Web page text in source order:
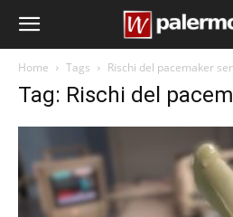
Home Tags Rischi del pacemaker
Tag: Rischi del